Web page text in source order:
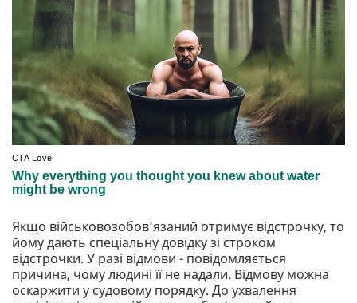
Якщо військовозобов’язаний отримує відстрочку, то
йому дають спеціальну довідку зі строком
відстрочки. У разі відмови - повідомляється
причина, чому людині її не надали. Відмову можна
оскаржити у судовому порядку. До ухвалення